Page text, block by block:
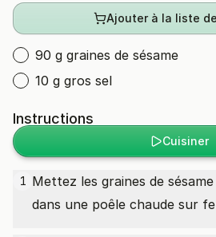
Ajouter à la liste
90 g graines de sésame
10 g gros sel
Instructions
Cuisiner
1 Mettez les graines de sésame
dans une poêle chaude sur